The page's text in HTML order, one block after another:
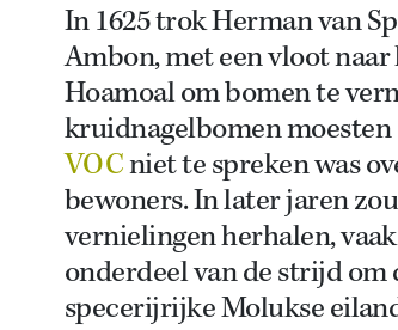
In 1625 trok Herman van
Ambon, met een vloot
Hoamoal om bomen te
kruidnagelbomen
VOCniet te spreken was
bewoners. In later jaren
vernielingen herhalen,
onderdeel van de strijd om
specerijrijke Molukse